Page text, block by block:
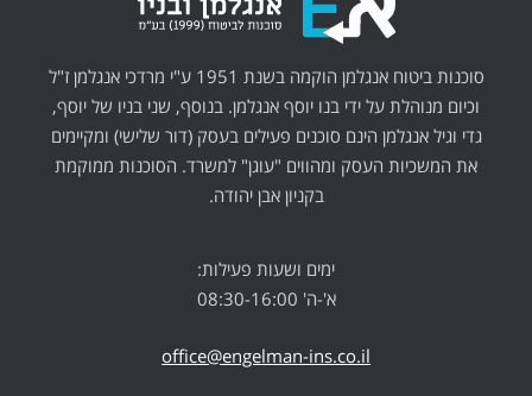
סוכנות ביטוח אנגלמן הוקמה בשנת 1951 ע"י מרדכי אנגלמן ז"ל
וכיום מנוהלת על ידי בנו יוסף אנגלמן. בנוסף, שני בניו של יוסף,
גדי וגיל אנגלמן הינם סוכנים פעילים בעסק (דור שלישי) ומקיימים
את המשכיות העסק ומהווים "עוגן" למשרד. הסוכנות ממוקמת
בקניון אבן יהודה.
ימים ושעות פעילות:
א'-ה' 08:30-16:00
office@engelman-ins.co.il